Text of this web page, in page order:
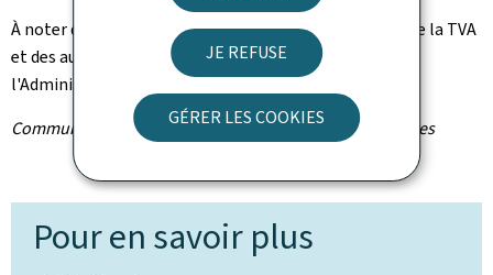
JE REFUSE
GÉRER LES COOKIES
À noter que seule la perception des droits de douane, de la TVA
et des autres taxes, telles que les accises, incombe à
l'Administration des douanes et accises.
Communiqué par l'Administration des douanes et accises
Pour en savoir plus